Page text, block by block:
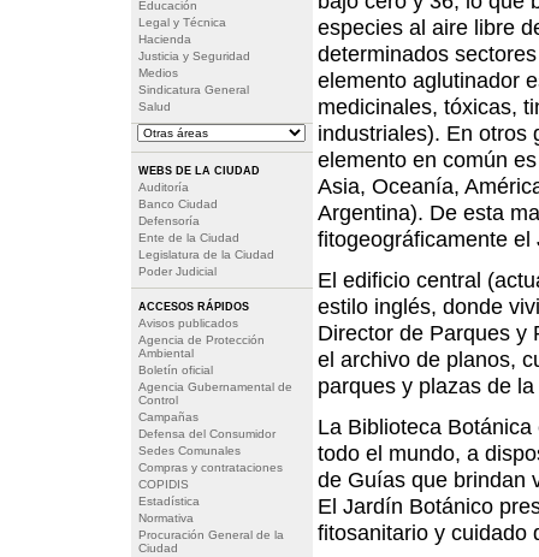
Educación
Legal y Técnica
Hacienda
Justicia y Seguridad
Medios
Sindicatura General
Salud
WEBS DE LA CIUDAD
Auditoría
Banco Ciudad
Defensoría
Ente de la Ciudad
Legislatura de la Ciudad
Poder Judicial
ACCESOS RÁPIDOS
Avisos publicados
Agencia de Protección
Ambiental
Boletín oficial
Agencia Gubernamental de
Control
Campañas
Defensa del Consumidor
Sedes Comunales
Compras y contrataciones
COPIDIS
Estadística
Normativa
Procuración General de la
Ciudad
especies al aire libre
determinados
elemento aglutinador
medicinales, tóxicas,
industriales). En otros
elemento en común
Asia, Oceanía,
Argentina). De esta
fitogeográficamente
El edificio central
estilo inglés, donde
Director de Parques y
el archivo de planos,
parques y plazas de
La Biblioteca
todo el mundo, a
de Guías que brindan
El Jardín Botánico
fitosanitario y cuidado